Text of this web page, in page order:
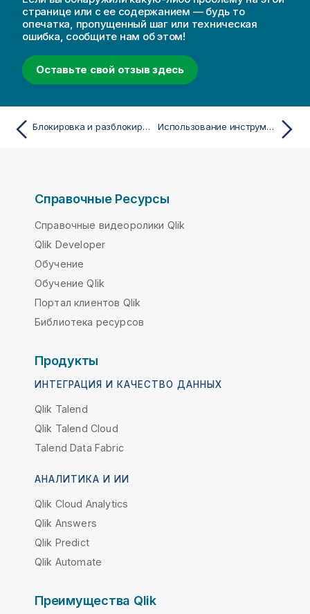
странице или с ее содержанием — будь то
опечатка, пропущенный шаг или техническая
ошибка, сообщите нам об этом!
Оставьте свой отзыв здесь
Блокировка и разблокировка выборок Использование инструмента выборок
Справочные Ресурсы
Справочные видеоролики Qlik
Qlik Developer
Обучение
Обучение Qlik
Портал клиентов Qlik
Библиотека ресурсов
Продукты
ИНТЕГРАЦИЯ И КАЧЕСТВО ДАННЫХ
Qlik Talend
Qlik Talend Cloud
Talend Data Fabric
АНАЛИТИКА И ИИ
Qlik Cloud Analytics
Qlik Answers
Qlik Predict
Qlik Automate
Преимущества Qlik